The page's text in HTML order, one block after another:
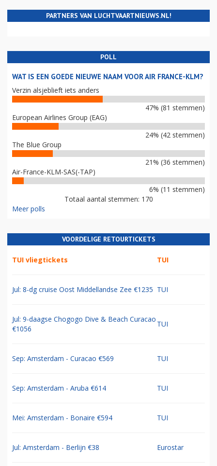
PARTNERS VAN LUCHTVAARTNIEUWS.NL!
POLL
WAT IS EEN GOEDE NIEUWE NAAM VOOR AIR FRANCE-KLM?
Verzin alsjeblieft iets anders
47% (81 stemmen)
European Airlines Group (EAG)
24% (42 stemmen)
The Blue Group
21% (36 stemmen)
Air-France-KLM-SAS(-TAP)
6% (11 stemmen)
Totaal aantal stemmen: 170
Meer polls
VOORDELIGE RETOURTICKETS
TUI vliegtickets TUI
Jul: 8-dg cruise Oost Middellandse Zee €1235 TUI
Jul: 9-daagse Chogogo Dive & Beach Curacao
€1056
TUI
Sep: Amsterdam - Curacao €569 TUI
Sep: Amsterdam - Aruba €614 TUI
Mei: Amsterdam - Bonaire €594 TUI
Jul: Amsterdam - Berlijn €38 Eurostar